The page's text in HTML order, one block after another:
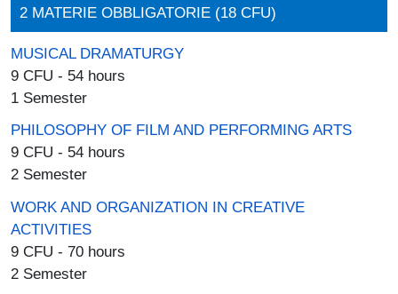
2 MATERIE OBBLIGATORIE (18 CFU)
MUSICAL DRAMATURGY
9 CFU - 54 hours
1 Semester
PHILOSOPHY OF FILM AND PERFORMING ARTS
9 CFU - 54 hours
2 Semester
WORK AND ORGANIZATION IN CREATIVE
ACTIVITIES
9 CFU - 70 hours
2 Semester